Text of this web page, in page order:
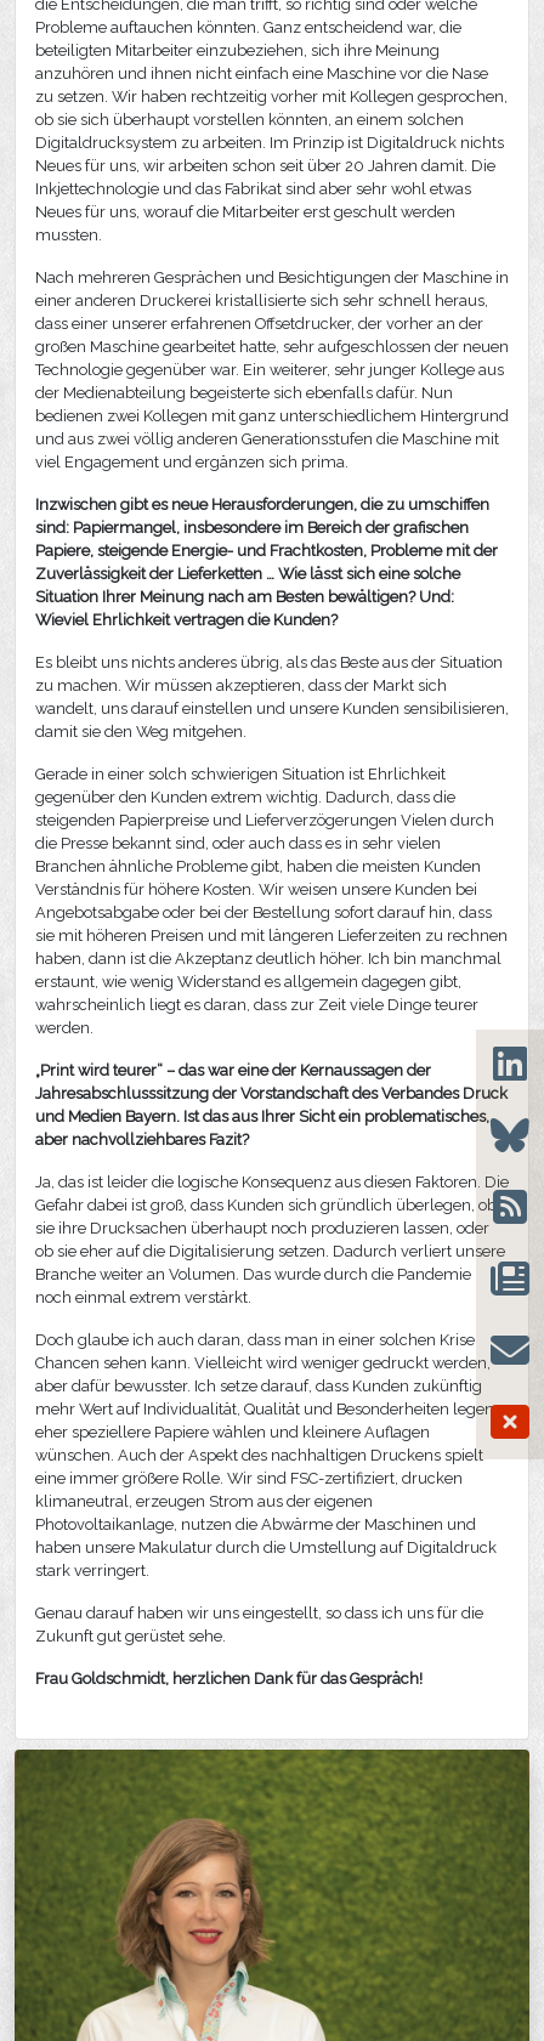
die Entscheidungen, die man trifft, so richtig sind oder welche
Probleme auftauchen könnten. Ganz entscheidend war, die
beteiligten Mitarbeiter einzubeziehen, sich ihre Meinung
anzuhören und ihnen nicht einfach eine Maschine vor die Nase
zu setzen. Wir haben rechtzeitig vorher mit Kollegen gesprochen,
ob sie sich überhaupt vorstellen könnten, an einem solchen
Digitaldrucksystem zu arbeiten. Im Prinzip ist Digitaldruck nichts
Neues für uns, wir arbeiten schon seit über 20 Jahren damit. Die
Inkjettechnologie und das Fabrikat sind aber sehr wohl etwas
Neues für uns, worauf die Mitarbeiter erst geschult werden
mussten.
Nach mehreren Gesprächen und Besichtigungen der Maschine in
einer anderen Druckerei kristallisierte sich sehr schnell heraus,
dass einer unserer erfahrenen Offsetdrucker, der vorher an der
großen Maschine gearbeitet hatte, sehr aufgeschlossen der neuen
Technologie gegenüber war. Ein weiterer, sehr junger Kollege aus
der Medienabteilung begeisterte sich ebenfalls dafür. Nun
bedienen zwei Kollegen mit ganz unterschiedlichem Hintergrund
und aus zwei völlig anderen Generationsstufen die Maschine mit
viel Engagement und ergänzen sich prima.
Inzwischen gibt es neue Herausforderungen, die zu umschiffen
sind: Papiermangel, insbesondere im Bereich der grafischen
Papiere, steigende Energie- und Frachtkosten, Probleme mit der
Zuverlässigkeit der Lieferketten … Wie lässt sich eine solche
Situation Ihrer Meinung nach am Besten bewältigen? Und:
Wieviel Ehrlichkeit vertragen die Kunden?
Es bleibt uns nichts anderes übrig, als das Beste aus der Situation
zu machen. Wir müssen akzeptieren, dass der Markt sich
wandelt, uns darauf einstellen und unsere Kunden sensibilisieren,
damit sie den Weg mitgehen.
Gerade in einer solch schwierigen Situation ist Ehrlichkeit
gegenüber den Kunden extrem wichtig. Dadurch, dass die
steigenden Papierpreise und Lieferverzögerungen Vielen durch
die Presse bekannt sind, oder auch dass es in sehr vielen
Branchen ähnliche Probleme gibt, haben die meisten Kunden
Verständnis für höhere Kosten. Wir weisen unsere Kunden bei
Angebotsabgabe oder bei der Bestellung sofort darauf hin, dass
sie mit höheren Preisen und mit längeren Lieferzeiten zu rechnen
haben, dann ist die Akzeptanz deutlich höher. Ich bin manchmal
erstaunt, wie wenig Widerstand es allgemein dagegen gibt,
wahrscheinlich liegt es daran, dass zur Zeit viele Dinge teurer
werden.
„Print wird teurer“ – das war eine der Kernaussagen der
Jahresabschlusssitzung der Vorstandschaft des Verbandes Druck
und Medien Bayern. Ist das aus Ihrer Sicht ein problematisches,
aber nachvollziehbares Fazit?
Ja, das ist leider die logische Konsequenz aus diesen Faktoren. Die
Gefahr dabei ist groß, dass Kunden sich gründlich überlegen, ob
sie ihre Drucksachen überhaupt noch produzieren lassen, oder
ob sie eher auf die Digitalisierung setzen. Dadurch verliert unsere
Branche weiter an Volumen. Das wurde durch die Pandemie
noch einmal extrem verstärkt.
Doch glaube ich auch daran, dass man in einer solchen Krise
Chancen sehen kann. Vielleicht wird weniger gedruckt werden,
aber dafür bewusster. Ich setze darauf, dass Kunden zukünftig
mehr Wert auf Individualität, Qualität und Besonderheiten legen,
eher speziellere Papiere wählen und kleinere Auflagen
wünschen. Auch der Aspekt des nachhaltigen Druckens spielt
eine immer größere Rolle. Wir sind FSC-zertifiziert, drucken
klimaneutral, erzeugen Strom aus der eigenen
Photovoltaikanlage, nutzen die Abwärme der Maschinen und
haben unsere Makulatur durch die Umstellung auf Digitaldruck
stark verringert.
Genau darauf haben wir uns eingestellt, so dass ich uns für die
Zukunft gut gerüstet sehe.
Frau Goldschmidt, herzlichen Dank für das Gespräch!